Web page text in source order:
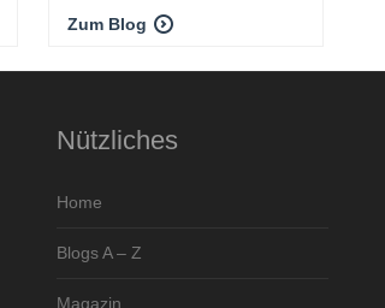
Zum Blog
Nützliches
Home
Blogs A – Z
Magazin